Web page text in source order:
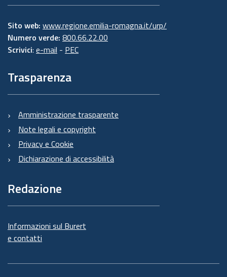
Sito web: www.regione.emilia-romagna.it/urp/
Numero verde: 800.66.22.00
Scrivici: e-mail - PEC
Trasparenza
Amministrazione trasparente
Note legali e copyright
Privacy e Cookie
Dichiarazione di accessibilità
Redazione
Informazioni sul Burert
e contatti